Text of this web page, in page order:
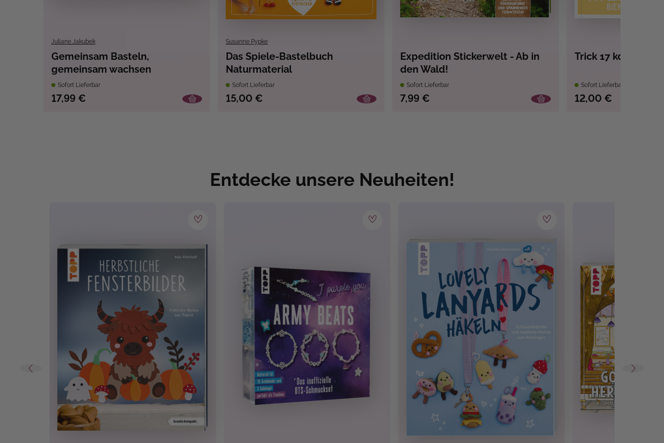
Juliane Jakubek
Gemeinsam Basteln,
gemeinsam wachsen
Sofort Lieferbar
17,99 €
Susanne Pypke
Das Spiele-Bastelbuch
Naturmaterial
Sofort Lieferbar
15,00 €
Expedition Stickerwelt - Ab in
den Wald!
Sofort Lieferbar
7,99 €
Trick 17 kompakt
Sofort Lieferbar
12,00 €
Entdecke unsere Neuheiten!